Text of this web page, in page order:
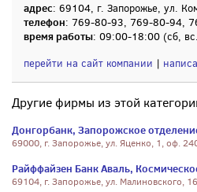
адрес: 69104, г. Запорожье, ул.
телефон: 769-80-93, 769-80-94,
время работы: 09:00-18:00 (сб,
перейти на сайт компании |
Другие фирмы из этой
Донгорбанк, Запорожское
69000, г. Запорожье, ул. Яценко, 1, оф.
Райффайзен Банк Аваль,
69104, г. Запорожье, ул. Малиновского, 16